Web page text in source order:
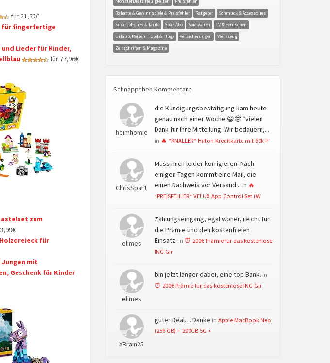
für 21,52€
für fingerfertige
Lieder für Kinder,
für 77,96€
zum
für
Jungen mit
Geschenk für Kinder
Rabatte & Gewinnspiele & Preisfehler
Ratgeber
Schmuck & Accessoires
Smartphones & Tarife
Spar-Abo Spielwaren
TV & Fernsehen
Urlaub, Reisen, Hotel & Flüge
Versicherungen
Werkzeug
Zeitschriften & Magazine
Schnäppchen Kommentare
heimhomie
die Kündigungsbestätigung kam heute
genau nach einer Woche 😁🤓:“vielen
Dank für Ihre Mitteilung. Wir bedauern,...
in 🔥 *KNALLER* Hilton Kreditkarte mit 60k P
ChrisSpar1
Muss mich leider korrigieren: Nach
einigen Tagen kommt eine Mail, die
einen Nachweis vor Versand... in 🔥
*PREISFEHLER* VELUX App Control Set (W
elimes
Zahlungseingang, egal woher, reicht für
die Prämie und den kostenfreien
Einsatz. in ⏰ 200€ Prämie für das kostenlose
ING Gir
elimes
bin jetzt länger dabei, eine top Bank. in
⏰ 200€ Prämie für das kostenlose ING Gir
XBrain25
guter Deal… Danke in Apple MacBook Neo
(256 GB) + 200GB 5G +